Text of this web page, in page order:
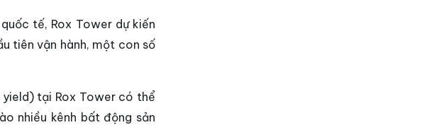
tế, Rox Tower dự kiến
tiên vận hành, một con số
yield) tại Rox Tower có thể
nhiều kênh bất động sản